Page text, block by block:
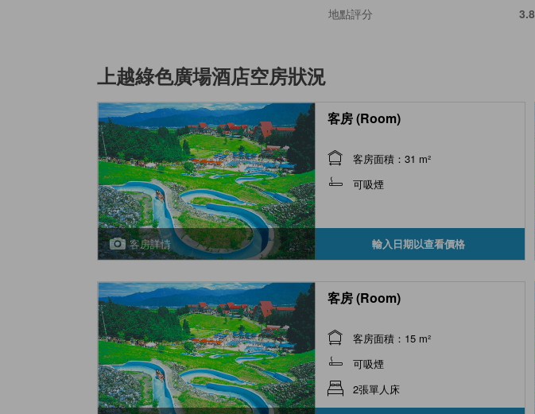
地點評分 3.8
上越綠色廣場酒店空房狀況
客房詳情
客房 (Room)
客房面積：31 m²
可吸煙
輸入日期以查看價格
客房 (Room)
客房面積：15 m²
可吸煙
2張單人床